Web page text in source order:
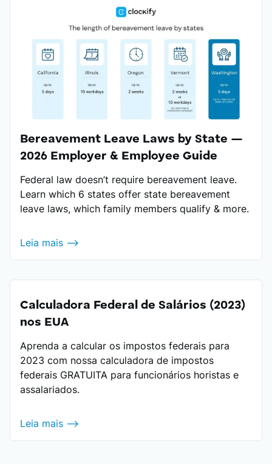
Bereavement Leave Laws by State —
2026 Employer & Employee Guide
Federal law doesn’t require bereavement leave.
Learn which 6 states offer state bereavement
leave laws, which family members qualify & more.
Leia mais ⟶
Calculadora Federal de Salários (2023)
nos EUA
Aprenda a calcular os impostos federais para
2023 com nossa calculadora de impostos
federais GRATUITA para funcionários horistas e
assalariados.
Leia mais ⟶